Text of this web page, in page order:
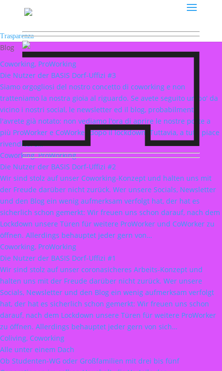
Trasparenza
Blog
Coworking, ProWorking
Die Nutzer der BASIS Dorf-Uffizi #3
Siamo orgogliosi del nostro concetto di coworking e non
tratteniamo la nostra gioia al riguardo. Se avete seguito un po' da
vicino i nostri social, le newsletter ed il blog, probabilmente
l'avrete già notato: non vediamo l'ora di aprire le nostre porte a
più ProWorker e CoWorker dopo il lockdown. Tuttavia, a tutti piace
rivendicare…
Coworking, ProWorking
Die Nutzer der BASIS Dorf-Uffizi #2
Wir sind stolz auf unser Coworking-Konzept und halten uns mit
der Freude darüber nicht zurück. Wer unsere Socials, Newsletter
und den Blog ein wenig aufmerksam verfolgt hat, der hat es
sicherlich schon gemerkt: Wir freuen uns schon darauf, nach dem
Lockdown unsere Türen für weitere ProWorker und CoWorker zu
öffnen. Allerdings behauptet jeder gern von…
Coworking, ProWorking
Die Nutzer der BASIS Dorf-Uffizi #1
Wir sind stolz auf unser coronasicheres Arbeits-Konzept und
halten uns mit der Freude darüber nicht zurück. Wer unsere
Socials, Newsletter und den Blog ein wenig aufmerksam verfolgt
hat, der hat es sicherlich schon gemerkt: Wir freuen uns schon
darauf, nach dem Lockdown unsere Türen für weitere ProWorker
zu öffnen. Allerdings behauptet jeder gern von sich…
Coliving, Coworking
Alle unter einem Dach
Ob Studenten-WG oder Großfamilien mit drei bis fünf